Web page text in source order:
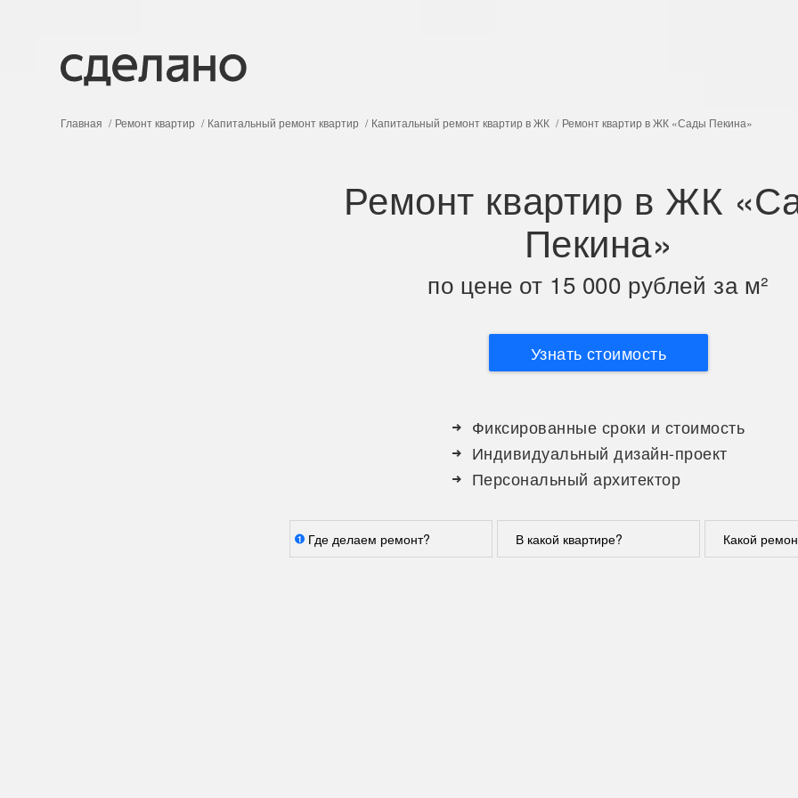
Главная Ремонт квартир Капитальный ремонт квартир Капитальный ремонт квартир в ЖК Ремонт квартир в ЖК «Сады Пекина»
Ремонт квартир в ЖК
Пекина»
по цене от 15 000 рублей за м²
Узнать стоимость
Фиксированные сроки и стоимость
Индивидуальный дизайн-проект
Персональный архитектор
Где делаем ремонт?
1 В какой квартире? Какой